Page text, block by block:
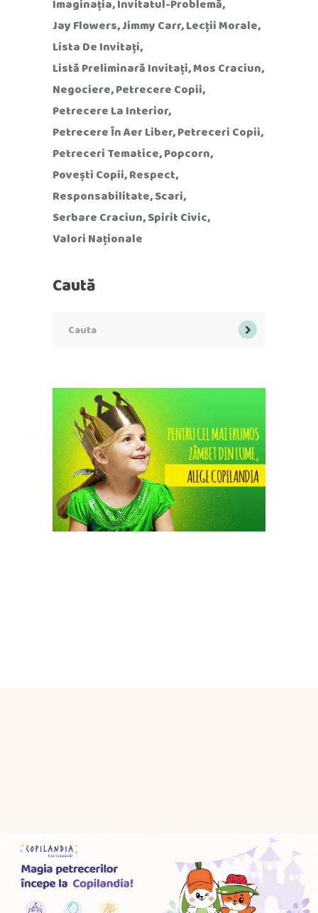
Imaginația Invitatul-Problemă
Jay Flowers Jimmy Carr Lecții Morale
Lista De Invitați
Listă Preliminară Invitați Mos Craciun
Negociere Petrecere Copii
Petrecere La Interior
Petrecere În Aer Liber Petreceri Copii
Petreceri Tematice Popcorn
Povești Copii Respect
Responsabilitate Scari
Serbare Craciun Spirit Civic
Valori Naționale
Caută
for: